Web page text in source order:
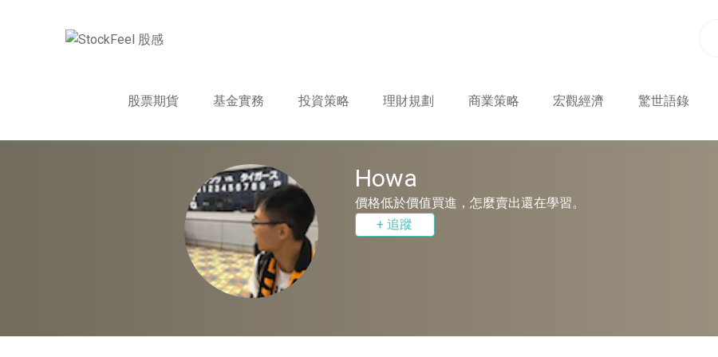
股票期貨 基金實務 投資策略 理財規劃 商業策略 宏觀經濟 驚世語錄
Howa
價格低於價值買進，怎麼賣出還在學習。
+ 追蹤